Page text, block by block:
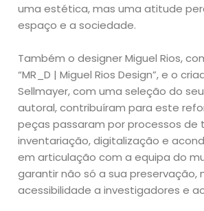
uma estética, mas uma atitude
espaço e a sociedade.
Também o designer Miguel Rios,
“MR_D | Miguel Rios Design”, e o
Sellmayer, com uma seleção do
autoral, contribuíram para este
peças passaram por processos de
inventariação, digitalização e
em articulação com a equipa do
garantir não só a sua preservação,
acessibilidade a investigadores e